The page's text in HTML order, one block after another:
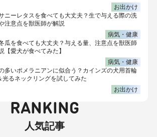
お出かけ
ニーレタスを食べても大丈夫？生で与える際の洗
注意点を獣医師が解説
病気・健康
瓜を食べても大丈夫？与える量、注意点を獣医師
【愛犬が食べてみた】
病気・健康
多いポメラニアンに似合う？カインズの犬用首輪
光るネックリングを試してみた
お出かけ
RANKING
人気記事